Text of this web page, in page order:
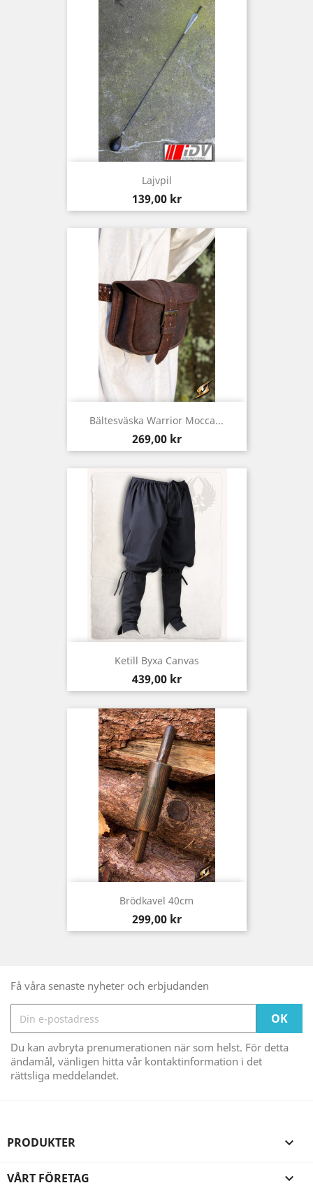
Lajvpil
Pris
139,00 kr
Bältesväska Warrior Mocca...
Pris
269,00 kr
Ketill Byxa Canvas
Pris
439,00 kr
Brödkavel 40cm
Pris
299,00 kr
Få våra senaste nyheter och erbjudanden
Du kan avbryta prenumerationen när som helst. För detta
ändamål, vänligen hitta vår kontaktinformation i det
rättsliga meddelandet.
PRODUKTER 
VÅRT FÖRETAG 